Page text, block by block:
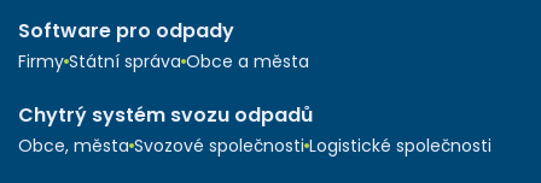
Software pro odpady
Firmy Státní správa Obce a města
Chytrý systém svozu odpadů
Obce, města Svozové společnosti Logistické společnosti